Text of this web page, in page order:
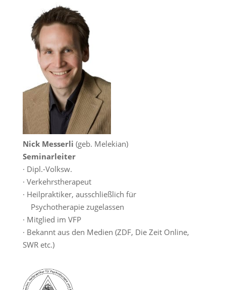
Nick Messerli (geb. Melekian)
Seminarleiter
· Dipl.-Volksw.
· Verkehrstherapeut
· Heilpraktiker, ausschließlich für
Psychotherapie zugelassen
· Mitglied im VFP
· Bekannt aus den Medien (ZDF, Die Zeit Online,
SWR etc.)